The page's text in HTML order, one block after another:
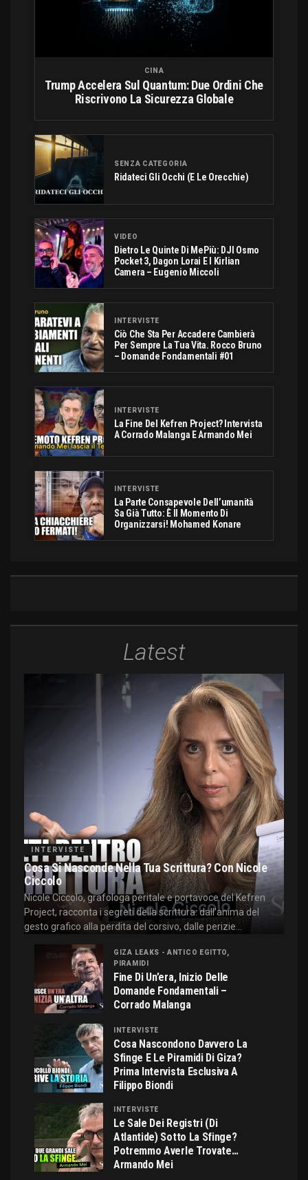
CINA
Trump Accelera Sul Quantum: Due Ordini Che
Riscrivono La Sicurezza Globale
SENZA CATEGORIA
Ridateci Gli Occhi (e Le Orecchie)
VIDEO
Dietro Le Quinte Di MePiù: DJI Osmo
Pocket 3, Dagon Lorai E I Kirlian
Camera – Eugenio Miccoli
INTERVISTE
Ciò Che Sta Per Accadere Cambierà
Per Sempre La Tua Vita. Rocco Bruno
– Domande Fondamentali #01
INTERVISTE
La Fine Del Kefren Project? Intervista
A Corrado Malanga E Armando Mei
INTERVISTE
La Parte Consapevole Dell’umanità
Sa Già Tutto: È Il Momento Di
Organizzarsi! Mohamed Konare
Latest
INTERVISTE
Cosa Si Nasconde Nella Tua Scrittura? Con Nicole
Ciccolo
Nicole Ciccolo, grafologa peritale e portavoce del Kefren
Project, racconta i segreti della scrittura: dall'anima del
gesto grafico alla perdita del corsivo, dalle perizie...
GIZA LEAKS - ANTICO EGITTO,
PIRAMIDI
Fine Di Un’era, Inizio Delle
Domande Fondamentali –
Corrado Malanga
INTERVISTE
Cosa Nascondono Davvero La
Sfinge E Le Piramidi Di Giza?
Prima Intervista Esclusiva A
Filippo Biondi
INTERVISTE
Le Sale Dei Registri (di
Atlantide) Sotto La Sfinge?
Potremmo Averle Trovate…
Armando Mei